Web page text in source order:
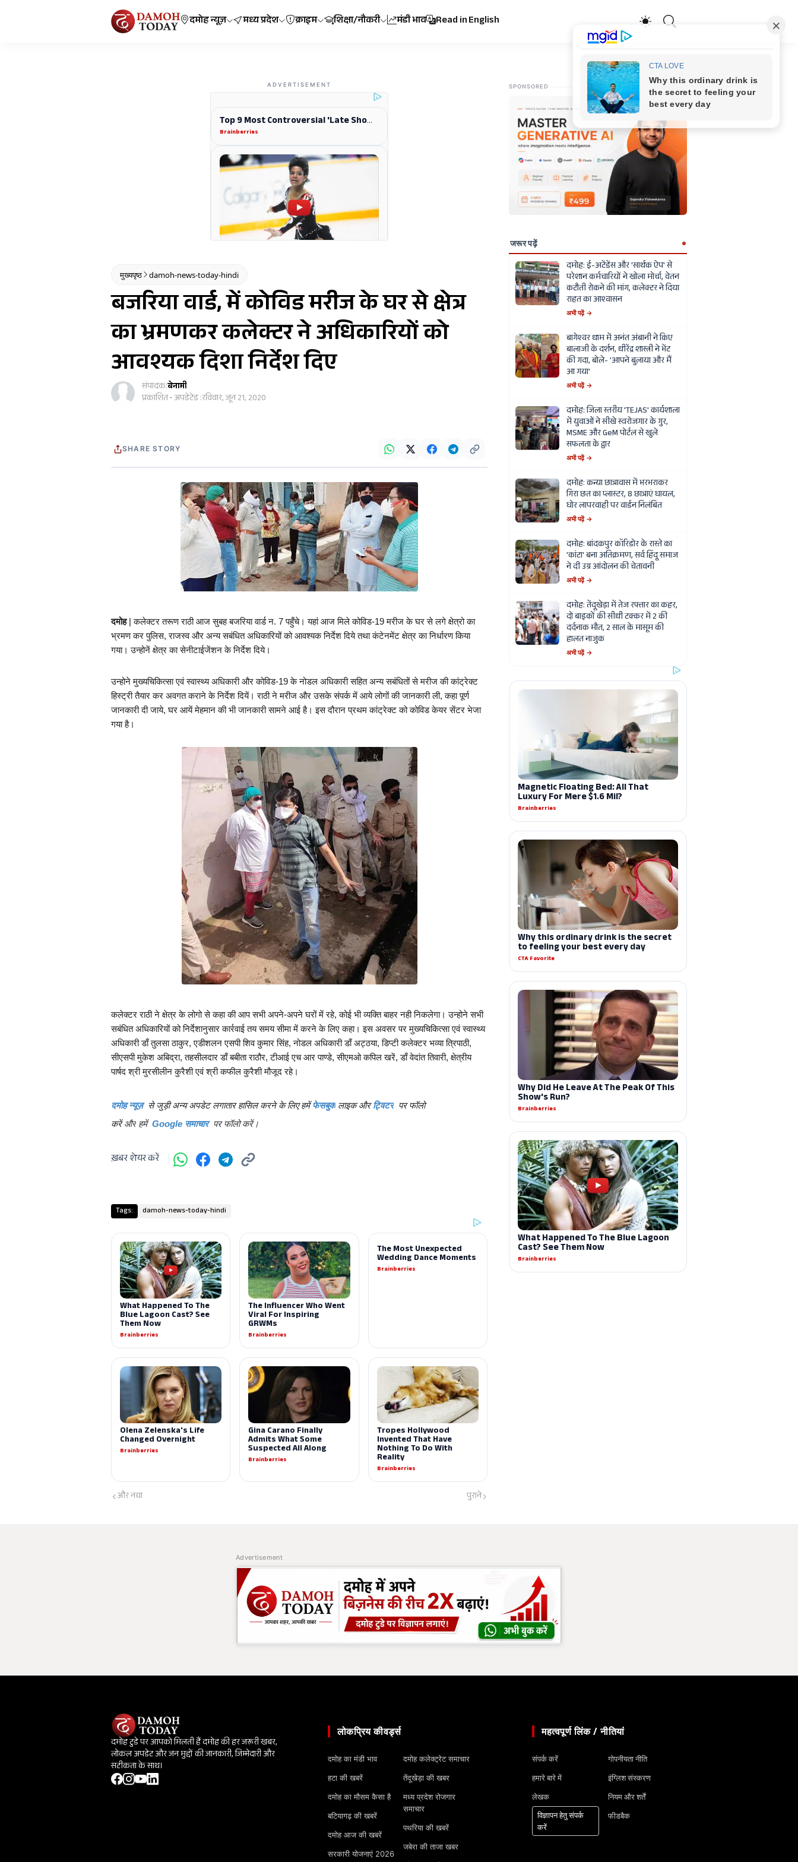
दमोह न्यूज़ मध्य प्रदेश क्राइम शिक्षा/नौकरी मंडी भाव Read in English
ADVERTISEMENT
मुख्यपृष्ठ damoh-news-today-hindi
बजरिया वार्ड, में कोविड मरीज के घर से क्षेत्र
का भ्रमणकर कलेक्टर ने अधिकारियों को
आवश्यक दिशा निर्देश दिए
संपादक:बेनामी
प्रकाशित • अपडेटेड :रविवार, जून 21, 2020
SHARE STORY
दमोह | कलेक्टर तरूण राठी आज सुबह बजरिया वार्ड न. 7 पहुँचे। यहां आज मिले कोविड-19 मरीज के घर से लगे क्षेत्रो का
भ्रमण कर पुलिस, राजस्व और अन्य सबंधित अधिकारियों को आवश्यक निर्देश दिये तथा कंटेनमेंट क्षेत्र का निर्धारण किया
गया। उन्होनें क्षेत्र का सेनीटाईजेंशन के निर्देश दिये।
उन्होने मुख्यचिकित्सा एवं स्वास्थ्य अधिकारी और कोविड-19 के नोडल अधिकारी सहित अन्य सबंधितों से मरीज की कांट्रेक्ट
हिस्ट्री तैयार कर अवगत कराने के निर्देश दियें। राठी ने मरीज और उसके संपर्क में आये लोगों की जानकारी ली, कहा पूर्ण
जानकारी दी जाये, घर आयें मेहमान की भी जानकारी सामने आई है। इस दौरान प्रथम कांट्रेक्ट को कोविड केयर सेंटर भेजा
गया है।
कलेक्टर राठी ने क्षेत्र के लोगो से कहा की आप सभी अपने-अपने घरों में रहे, कोई भी व्यक्ति बाहर नही निकलेगा। उन्होने सभी
सबंधित अधिकारियों को निर्देशानुसार कार्रवाई तय समय सीमा में करने के लिए कहा। इस अवसर पर मुख्यचिकित्सा एवं स्वास्थ्य
अधिकारी डाँ तुलसा ठाकुर, एडीशलन एसपी शिव कुमार सिंह, नोडल अधिकारी डाँ अट्ठया, डिप्टी कलेक्टर भव्या त्रिपाठी,
सीएसपी मुकेश अबिद्रा, तहसीलदार डाँ बबीता राठौर, टीआई एच आर पाण्डे, सीएमओ कपिल खरें, डाँ वेदांत तिवारी, क्षेत्रीय
पार्षद श्री मुरसीलीन कुरैशी एवं श्री कफील कुरैशी मौजूद रहे।
दमोह न्यूज़ से जुड़ी अन्य अपडेट लगातार हासिल करने के लिए हमेंफेसबुक लाइक औरट्विटर पर फॉलो
करेंऔर हमें Google समाचार पर फॉलो करें।
ख़बर शेयर करें
Tags: damoh-news-today-hindi
और नया पुराने
SPONSORED
जरूर पढ़ें
दमोह: ई-अटेंडेंस और 'सार्थक ऐप' से
परेशान कर्मचारियों ने खोला मोर्चा, वेतन
कटौती रोकने की मांग, कलेक्टर ने दिया
राहत का आश्वासन
अभी पढ़ें →
बागेश्वर धाम में अनंत अंबानी ने किए
बालाजी के दर्शन, धीरेंद्र शास्त्री ने भेंट
की गदा, बोले- 'आपने बुलाया और मैं
आ गया'
अभी पढ़ें →
दमोह: जिला स्तरीय 'TEJAS' कार्यशाला
में युवाओं ने सीखे स्वरोजगार के गुर,
MSME और GeM पोर्टल से खुले
सफलता के द्वार
अभी पढ़ें →
दमोह: कन्या छात्रावास में भरभराकर
गिरा छत का प्लास्टर, 8 छात्राएं घायल,
घोर लापरवाही पर वार्डन निलंबित
अभी पढ़ें →
दमोह: बांदकपुर कॉरिडोर के रास्ते का
'कांटा' बना अतिक्रमण, सर्व हिंदू समाज
ने दी उग्र आंदोलन की चेतावनी
अभी पढ़ें →
दमोह: तेंदूखेड़ा में तेज रफ्तार का कहर,
दो बाइकों की सीधी टक्कर में 2 की
दर्दनाक मौत, 2 साल के मासूम की
हालत नाजुक
अभी पढ़ें →
Advertisement
दमोह टुडे पर आपको मिलती हैं दमोह की हर जरूरी खबर,
लोकल अपडेट और जन मुद्दों की जानकारी, जिम्मेदारी और
सटीकता के साथ।
लोकप्रिय कीवर्ड्स
दमोह का मंडी भाव
हटा की खबरें
दमोह का मौसम कैसा है
बटियागढ़ की खबरें
दमोह आज की खबरें
सरकारी योजनाएं 2026
दमोह कलेक्ट्रेट समाचार
तेंदूखेड़ा की खबर
मध्य प्रदेश रोजगार
समाचार
पथरिया की खबरें
जबेरा की ताजा खबर
महत्वपूर्ण लिंक / नीतियां
संपर्क करें
हमारे बारे में
लेखक
विज्ञापन हेतु संपर्क
करें
गोपनीयता नीति
इंग्लिश संस्करण
नियम और शर्तें
फीडबैक